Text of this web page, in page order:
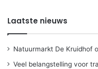
Laatste nieuws
Natuurmarkt De Kruidhof
Veel belangstelling voor